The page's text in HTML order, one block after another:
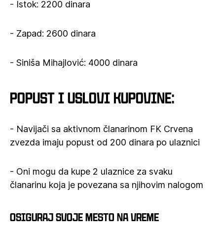
- Istok: 2200 dinara
- Zapad: 2600 dinara
- Siniša Mihajlović: 4000 dinara
Popust i uslovi kupovine:
- Navijači sa aktivnom članarinom FK Crvena
zvezda imaju popust od 200 dinara po ulaznici
- Oni mogu da kupe 2 ulaznice za svaku
članarinu koja je povezana sa njihovim nalogom
Osiguraj svoje mesto na vreme